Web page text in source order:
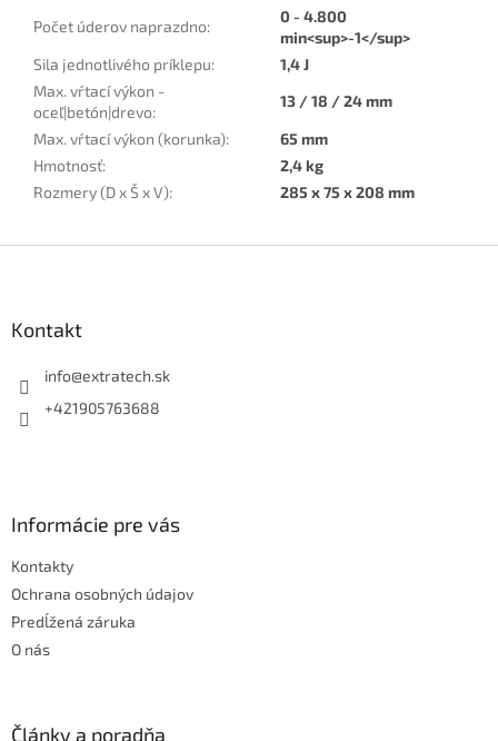
Počet úderov naprazdno:
0 - 4.800
min<sup>-1</sup>
Sila jednotlivého príklepu:
1,4 J
Max. vŕtací výkon -
oceľ|betón|drevo:
13 / 18 / 24 mm
Max. vŕtací výkon (korunka):
65 mm
Hmotnosť:
2,4 kg
Rozmery (D x Š x V): 285 x 75 x 208 mm
Kontakt
info@extratech.sk
+421905763688
Informácie pre vás
Kontakty
Ochrana osobných údajov
Predĺžená záruka
O nás
Články a poradňa